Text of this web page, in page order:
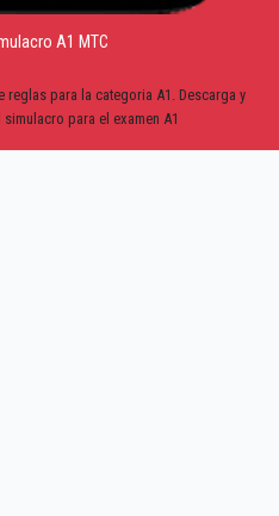
A1 MTC
para la categoria A1. Descarga y
para el examen A1